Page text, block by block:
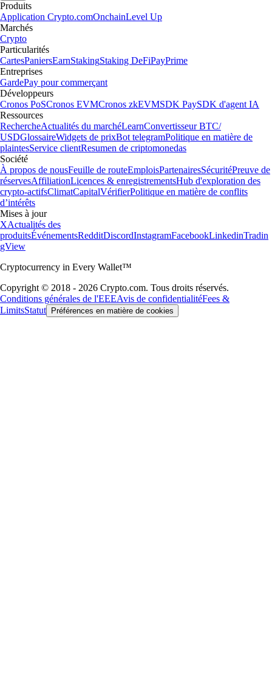
Produits
Application Crypto.comOnchainLevel Up
Marchés
Crypto
Particularités
CartesPaniersEarnStakingStaking DeFiPayPrime
Entreprises
GardePay pour commerçant
Développeurs
Cronos PoSCronos EVMCronos zkEVMSDK PaySDK d'agent IA
Ressources
RechercheActualités du marchéLearnConvertisseur BTC/
USDGlossaireWidgets de prixBot telegramPolitique en matière de
plaintesService clientResumen de criptomonedas
Société
À propos de nousFeuille de routeEmploisPartenairesSécuritéPreuve de
réservesAffiliationLicences & enregistrementsHub d'exploration des
crypto-actifsClimatCapitalVérifierPolitique en matière de conflits
d’intérêts
Mises à jour
XActualités des
produitsÉvénementsRedditDiscordInstagramFacebookLinkedinTradin
gView
Cryptocurrency in Every Wallet™
Copyright © 2018 - 2026 Crypto.com. Tous droits réservés.
Conditions générales de l'EEEAvis de confidentialitéFees &
LimitsStatut Préférences en matière de cookies